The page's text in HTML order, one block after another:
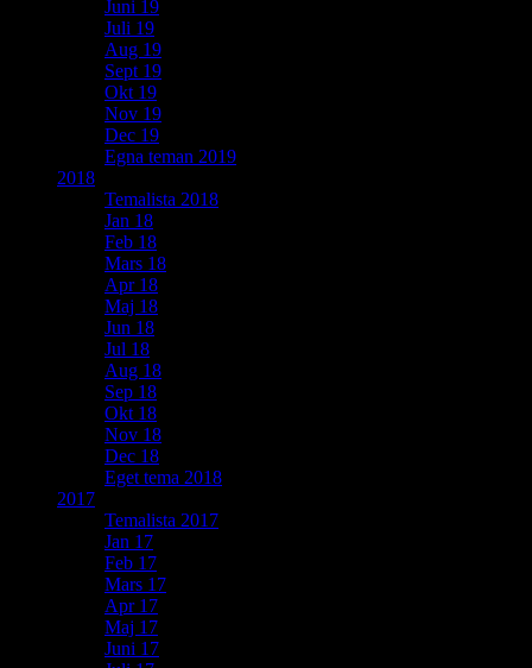
Juni 19
Juli 19
Aug 19
Sept 19
Okt 19
Nov 19
Dec 19
Egna teman 2019
2018
Temalista 2018
Jan 18
Feb 18
Mars 18
Apr 18
Maj 18
Jun 18
Jul 18
Aug 18
Sep 18
Okt 18
Nov 18
Dec 18
Eget tema 2018
2017
Temalista 2017
Jan 17
Feb 17
Mars 17
Apr 17
Maj 17
Juni 17